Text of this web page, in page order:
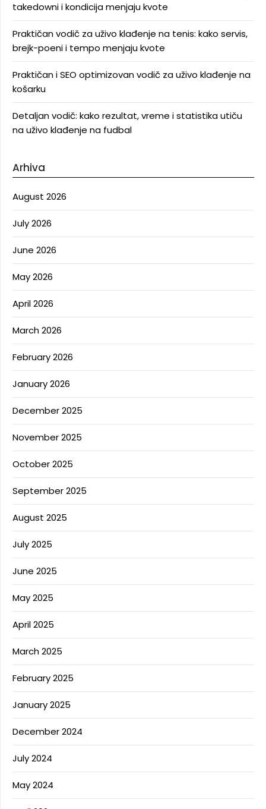
takedowni i kondicija menjaju kvote
Praktičan vodič za uživo klađenje na tenis: kako servis,
brejk-poeni i tempo menjaju kvote
Praktičan i SEO optimizovan vodič za uživo klađenje na
košarku
Detaljan vodič: kako rezultat, vreme i statistika utiču
na uživo klađenje na fudbal
Arhiva
August 2026
July 2026
June 2026
May 2026
April 2026
March 2026
February 2026
January 2026
December 2025
November 2025
October 2025
September 2025
August 2025
July 2025
June 2025
May 2025
April 2025
March 2025
February 2025
January 2025
December 2024
July 2024
May 2024